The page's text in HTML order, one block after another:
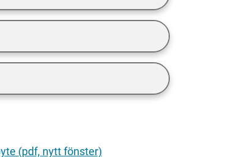
(pdf, nytt fönster)